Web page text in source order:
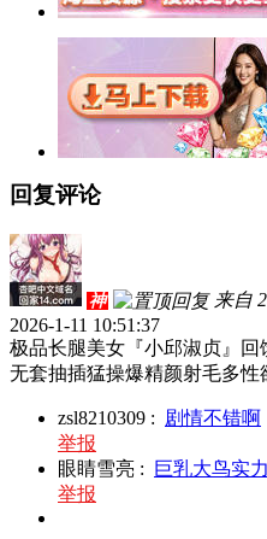
回复评论
神 来自
2026-1-11 10:51:37
极品长腿美女『小邱淑贞』
无套抽插猛操爆精颜射毛多性
zsl8210309 : 剧情不错啊
举报
眼睛雪亮 :
巨乳大鸟实
举报